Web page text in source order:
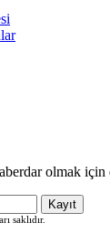
olmak için
Kayıt
saklıdır.